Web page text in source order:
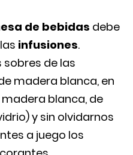
de bebidas debe
infusiones.
de las
madera blanca, en
blanca, de
y sin olvidarnos
a juego los